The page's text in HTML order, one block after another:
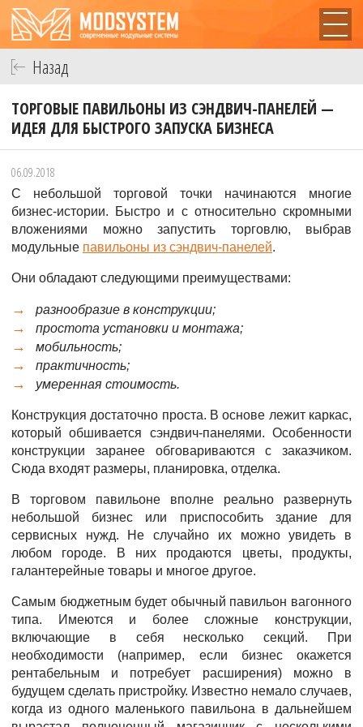
Назад
ТОРГОВЫЕ ПАВИЛЬОНЫ ИЗ СЭНДВИЧ-ПАНЕЛЕЙ —
ИДЕЯ ДЛЯ БЫСТРОГО ЗАПУСКА БИЗНЕСА
06.09.2018
С небольшой торговой точки начинаются многие
бизнес-истории. Быстро и с относительно скромными
вложениями можно запустить торговлю, выбрав
модульные павильоны из сэндвич-панелей.
Они обладают следующими преимуществами:
разнообразие в конструкции;
простота установки и монтажа;
мобильность;
практичность;
умеренная стоимость.
Конструкция достаточно проста. В основе лежит каркас,
который обшивается сэндвич-панелями. Особенности
конструкции заранее обговариваются с заказчиком.
Сюда входят размеры, планировка, отделка.
В торговом павильоне вполне реально развернуть
небольшой бизнес или приспособить здание для
сервисных нужд. Не случайно их можно увидеть в
любом городе. В них продаются цветы, продукты,
галантерейные товары и многое другое.
Самым бюджетным будет обычный павильон вагонного
типа. Имеются и более сложные конструкции,
включающие в себя несколько секций. При
необходимости (например, если бизнес окажется
рентабельным и потребует расширения) можно в
будущем сделать пристройку. Известно немало случаев,
когда из одного маленького павильона в дальнейшем